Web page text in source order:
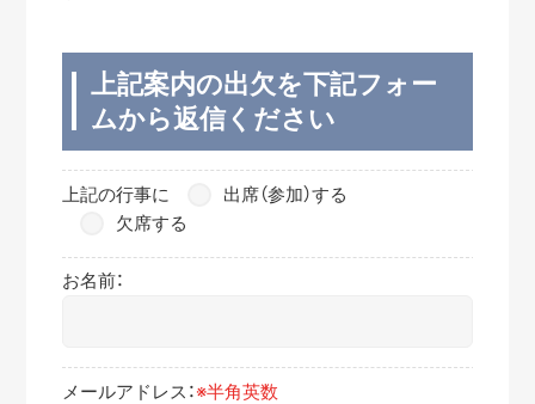
上記案内の出欠を下記フォー
ムから返信ください
上記の行事に
出席（参加）する
欠席する
お名前：
メールアドレス：※半角英数